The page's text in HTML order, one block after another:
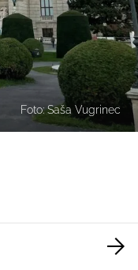
Foto: Saša Vugrinec